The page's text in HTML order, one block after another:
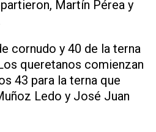
Martín Pérea y
cornudo y 40 de la terna
queretanos comienzan
43 para la terna que
Ledo y José Juan